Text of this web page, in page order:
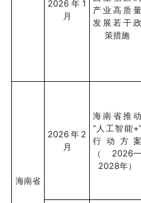
2026 年 1
月
产业高质量
发展若干政
策措施
海南省
2026 年 2
月
海南省推动
“人工智能+”
行动方案
（
2028年）